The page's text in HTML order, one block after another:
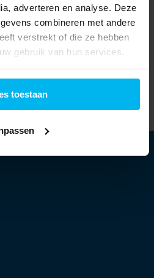
adverteren en analyse. Deze
combineren met andere
verstrekt of die ze hebben
gebruik van hun services.
toestaan